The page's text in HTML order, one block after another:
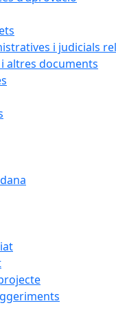
i judicials
altres documents